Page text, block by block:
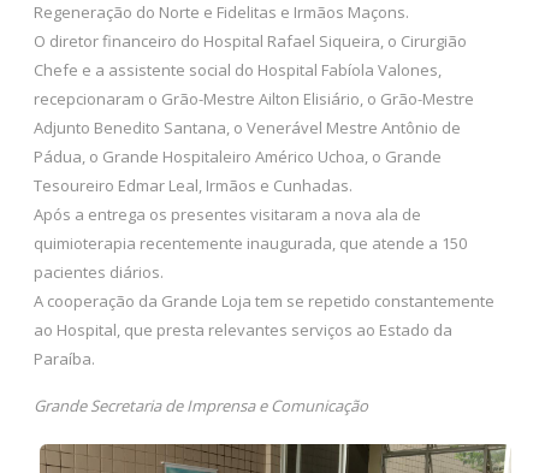
Regeneração do Norte e Fidelitas e Irmãos Maçons.
O diretor financeiro do Hospital Rafael Siqueira, o Cirurgião
Chefe e a assistente social do Hospital Fabíola Valones,
recepcionaram o Grão-Mestre Ailton Elisiário, o Grão-Mestre
Adjunto Benedito Santana, o Venerável Mestre Antônio de
Pádua, o Grande Hospitaleiro Américo Uchoa, o Grande
Tesoureiro Edmar Leal, Irmãos e Cunhadas.
Após a entrega os presentes visitaram a nova ala de
quimioterapia recentemente inaugurada, que atende a 150
pacientes diários.
A cooperação da Grande Loja tem se repetido constantemente
ao Hospital, que presta relevantes serviços ao Estado da
Paraíba.
Grande Secretaria de Imprensa e Comunicação